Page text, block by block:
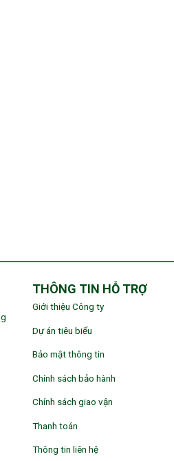
THÔNG TIN HỖ TRỢ
Giới thiệu Công ty
Dự án tiêu biểu
Bảo mật thông tin
Chính sách bảo hành
Chính sách giao vận
Thanh toán
Thông tin liên hệ